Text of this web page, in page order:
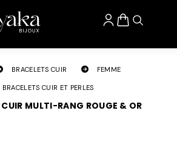
BRACELETS CUIR FEMME
BRACELETS CUIR ET PERLES
CUIR MULTI-RANG ROUGE & OR